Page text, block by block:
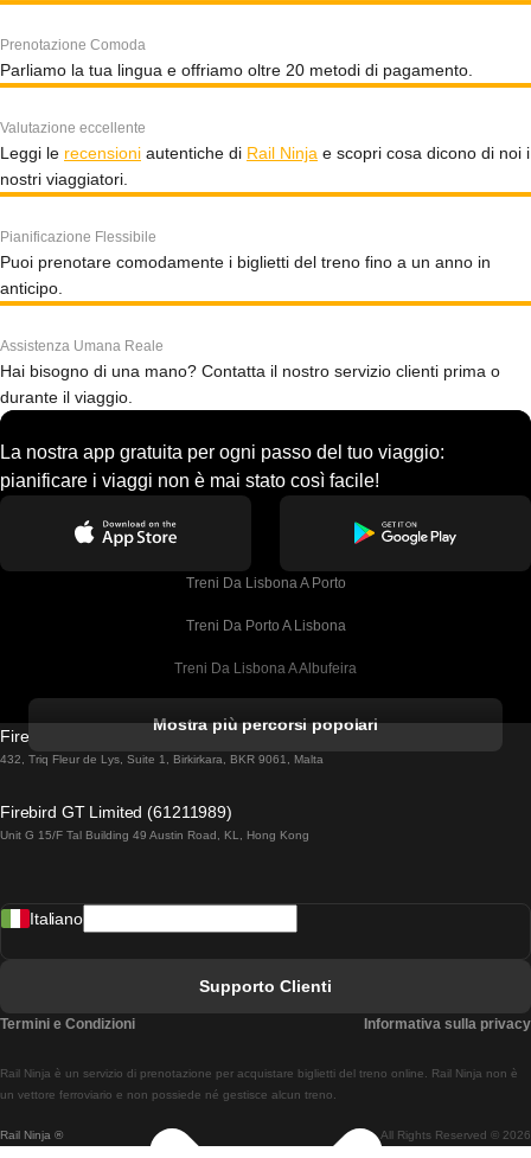
Prenotazione Comoda
Parliamo la tua lingua e offriamo oltre 20 metodi di pagamento.
Valutazione eccellente
Leggi le recensioni autentiche di Rail Ninja e scopri cosa dicono di noi i
nostri viaggiatori.
Pianificazione Flessibile
Puoi prenotare comodamente i biglietti del treno fino a un anno in
anticipo.
Assistenza Umana Reale
Hai bisogno di una mano? Contatta il nostro servizio clienti prima o
durante il viaggio.
La nostra app gratuita per ogni passo del tuo viaggio:
pianificare i viaggi non è mai stato così facile!
Treni Da Lisbona A Porto
Treni Da Porto A Lisbona
Treni Da Lisbona A Albufeira
Treni Da Lisbona A Lagos
Treni Da Lisbona A Madrid
Treni Da Lisbon A Braga
Treni Da Braga A Lisbona
Mostra più percorsi popolari
Firebird GT Limited (OC 1451)
432, Triq Fleur de Lys, Suite 1, Birkirkara, BKR 9061, Malta
Firebird GT Limited (61211989)
Unit G 15/F Tal Building 49 Austin Road, KL, Hong Kong
Rail Ninja ® All Rights Reserved © 2026
Rail Ninja è un servizio di prenotazione per acquistare biglietti del treno online. Rail Ninja non è
un vettore ferroviario e non possiede né gestisce alcun treno.
Italiano
Supporto Clienti
Termini e Condizioni Informativa sulla privacy